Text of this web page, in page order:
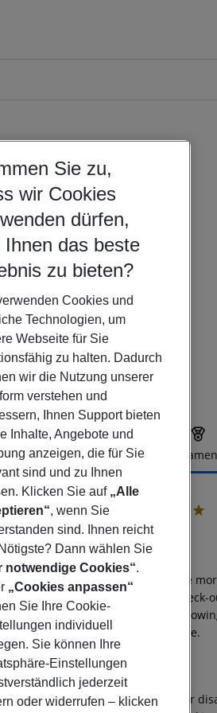
description Hotel
Aquapark Club
destination area from 04:00 in the
respective hotel. The official
flights until 3.00 a.m. on the
and for an additional charge.
with reduced mobility or
Sie zu,
wir Cookies
dürfen,
Ihnen das beste
zu bieten?
Cookies und
Technologien, um
Webseite für Sie
zu halten. Dadurch
wir die Nutzung unserer
verstehen und
Ihnen Support bieten
Inhalte, Angebote und
anzeigen, die für Sie
sind und zu Ihnen
Klicken Sie auf „Alle
, wenn Sie
sind. Ihnen reicht
Dann wählen Sie
notwendige Cookies“.
„Cookies anpassen“
Sie Ihre Cookie-
individuell
Sie können Ihre
Einstellungen
jederzeit
oder widerrufen – klicken